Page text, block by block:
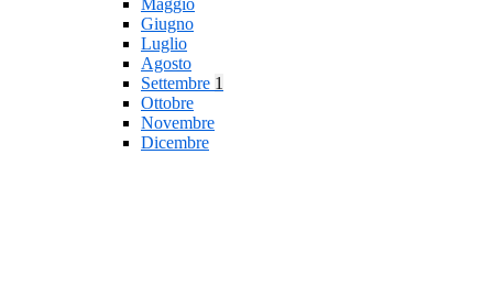
Maggio
Giugno
Luglio
Agosto
Settembre 1
Ottobre
Novembre
Dicembre